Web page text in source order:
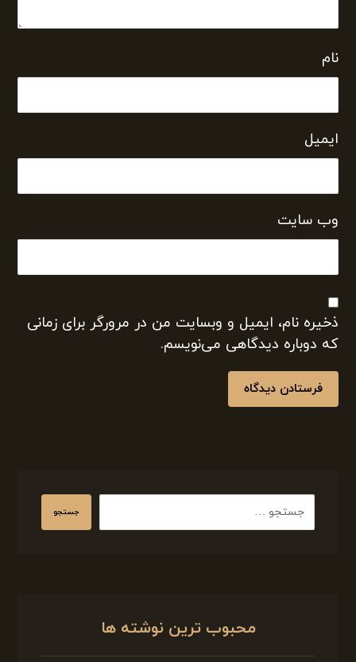
نام
ایمیل
وب‌ سایت
ذخیره نام، ایمیل و وبسایت من در مرورگر برای زمانی
که دوباره دیدگاهی می‌نویسم.
فرستادن دیدگاه
جستجو
محبوب ترین نوشته ها